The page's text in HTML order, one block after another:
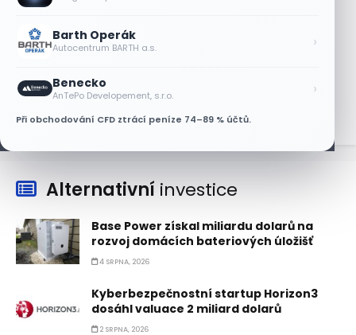
Barth Operák
Autocentrum BARTH a.s. ›
Benecko
AnTePo Developement, s.r.o. ›
Při obchodování CFD ztrácí peníze 74–89 % účtů.
Tesla míří na obrovský trh
samořiditelných aut. Akcie reagují
7 SRPNA, 2026
Alternativní investice
Base Power získal miliardu dolarů na
rozvoj domácích bateriových úložišť
4 SRPNA, 2026
Kyberbezpečnostní startup Horizon3
dosáhl valuace 2 miliard dolarů
2 SRPNA, 2026